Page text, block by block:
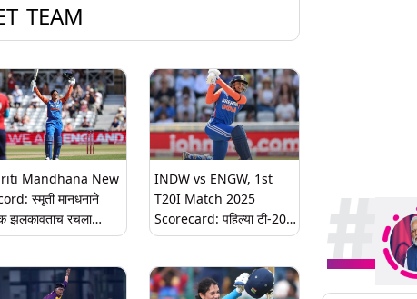
TEAM
Mandhana New
स्मृती मानधनाने
झलकावताच रचला
विक्रम, या कामगिरीत
INDW vs ENGW, 1st
T20I Match 2025
Scorecard: पहिल्या टी-20
सामन्यात टीम इंडियाने इंग्लंडला
मानधनाने झळकावले शानदार